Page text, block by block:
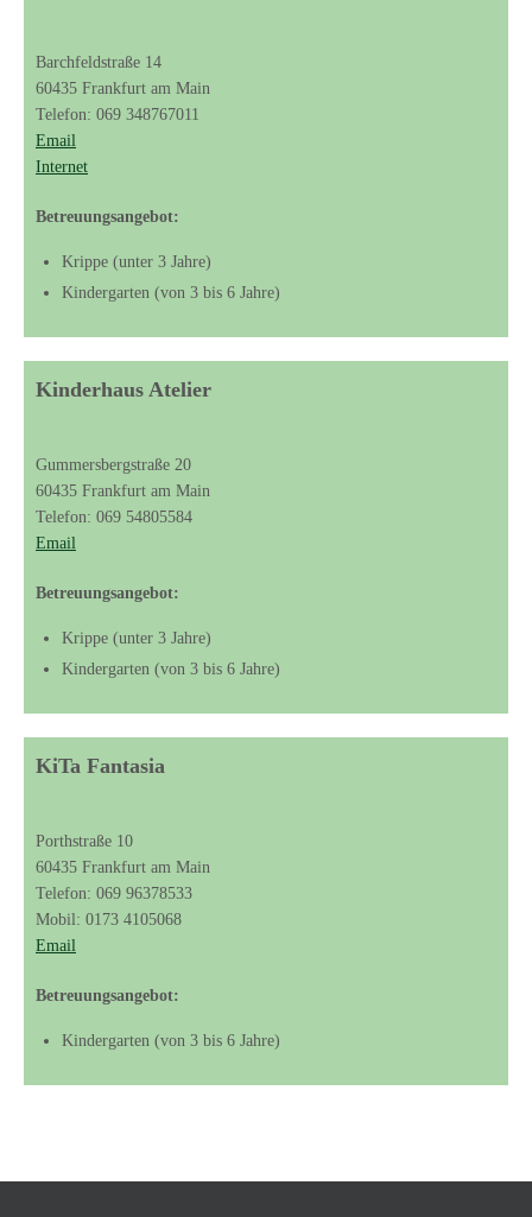
Barchfeldstraße 14
60435 Frankfurt am Main
Telefon: 069 348767011
Email
Internet
Betreuungsangebot:
Krippe (unter 3 Jahre)
Kindergarten (von 3 bis 6 Jahre)
Kinderhaus Atelier
Gummersbergstraße 20
60435 Frankfurt am Main
Telefon: 069 54805584
Email
Betreuungsangebot:
Krippe (unter 3 Jahre)
Kindergarten (von 3 bis 6 Jahre)
KiTa Fantasia
Porthstraße 10
60435 Frankfurt am Main
Telefon: 069 96378533
Mobil: 0173 4105068
Email
Betreuungsangebot:
Kindergarten (von 3 bis 6 Jahre)